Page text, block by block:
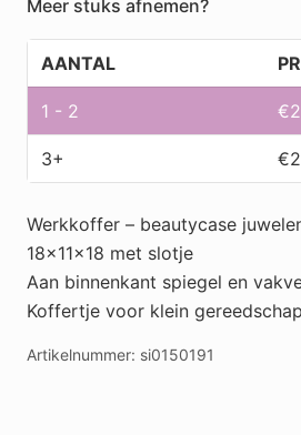
Meer stuks afnemen?
AANTAL
1 - 2 €
3+ €
Werkkoffer – beautycase
18x11x18 met slotje
Aan binnenkant spiegel en
Koffertje voor klein gereedschap
Artikelnummer: si0150191